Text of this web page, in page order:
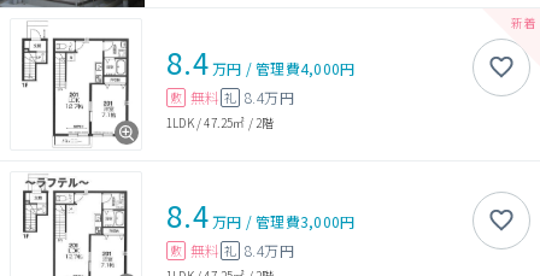
8.4万円 /管理費4,000円
敷 無料 礼 8.4万円
1LDK/47.25㎡ / 2階
8.4万円 /管理費3,000円
敷 無料 礼 8.4万円